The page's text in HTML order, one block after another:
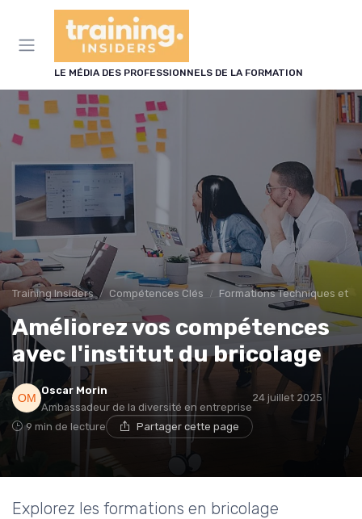
LE MÉDIA DES PROFESSIONNELS DE LA FORMATION
Training Insiders Compétences Clés Formations Techniques et
Améliorez vos compétences
avec l'institut du bricolage
Oscar Morin
Ambassadeur de la diversité en entreprise
24 juillet 2025
9 min de lecture Partager cette page
Explorez les formations en bricolage
Panneau de gestion des cookies